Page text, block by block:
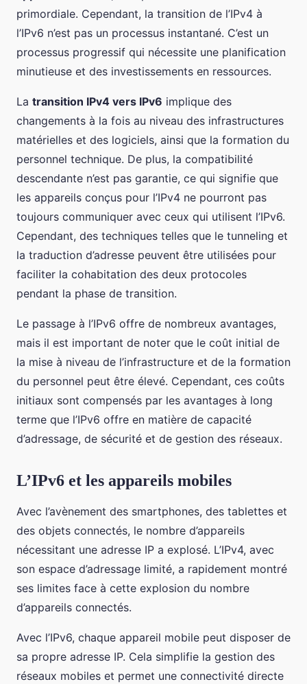
primordiale. Cependant, la transition de l’IPv4 à
l’IPv6 n’est pas un processus instantané. C’est un
processus progressif qui nécessite une planification
minutieuse et des investissements en ressources.
La transition IPv4 vers IPv6 implique des
changements à la fois au niveau des infrastructures
matérielles et des logiciels, ainsi que la formation du
personnel technique. De plus, la compatibilité
descendante n’est pas garantie, ce qui signifie que
les appareils conçus pour l’IPv4 ne pourront pas
toujours communiquer avec ceux qui utilisent l’IPv6.
Cependant, des techniques telles que le tunneling et
la traduction d’adresse peuvent être utilisées pour
faciliter la cohabitation des deux protocoles
pendant la phase de transition.
Le passage à l’IPv6 offre de nombreux avantages,
mais il est important de noter que le coût initial de
la mise à niveau de l’infrastructure et de la formation
du personnel peut être élevé. Cependant, ces coûts
initiaux sont compensés par les avantages à long
terme que l’IPv6 offre en matière de capacité
d’adressage, de sécurité et de gestion des réseaux.
L’IPv6 et les appareils mobiles
Avec l’avènement des smartphones, des tablettes et
des objets connectés, le nombre d’appareils
nécessitant une adresse IP a explosé. L’IPv4, avec
son espace d’adressage limité, a rapidement montré
ses limites face à cette explosion du nombre
d’appareils connectés.
Avec l’IPv6, chaque appareil mobile peut disposer de
sa propre adresse IP. Cela simplifie la gestion des
réseaux mobiles et permet une connectivité directe